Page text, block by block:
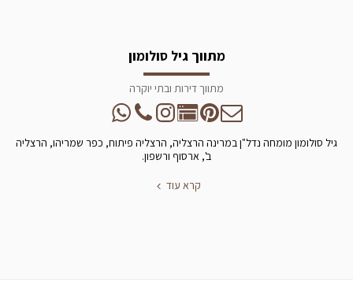
מתווך גיל סולומון
מתווך דירות ובתי יוקרה
גיל סולומון מומחה נדל"ן במרינה הרצליה, הרצליה פיתוח, כפר שמריהו, הרצליה
ב', ארסוף ורשפון.
קרא עוד